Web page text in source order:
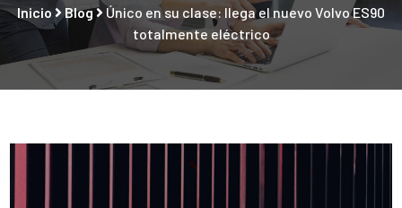
Inicio Blog
Único en su clase: llega el nuevo Volvo ES90
totalmente eléctrico